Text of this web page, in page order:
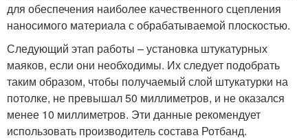
для обеспечения наиболее качественного сцепления
наносимого материала с обрабатываемой плоскостью.
Следующий этап работы – установка штукатурных
маяков, если они необходимы. Их следует подобрать
таким образом, чтобы получаемый слой штукатурки на
потолке, не превышал 50 миллиметров, и не оказался
менее 10 миллиметров. Эти данные рекомендует
использовать производитель состава Ротбанд.